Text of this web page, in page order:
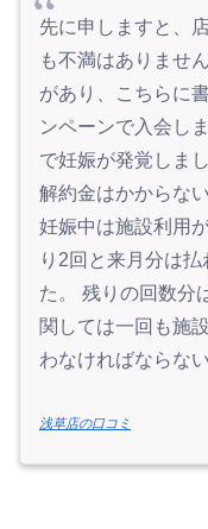
先に申しますと、
も不満はありませ
があり、こちらに
ンペーンで入会し
で妊娠が発覚しま
解約金はかからな
妊娠中は施設利用
り2回と来月分は
た。 残りの回数分
関しては一回も施
わなければならな
浅草店の口コミ